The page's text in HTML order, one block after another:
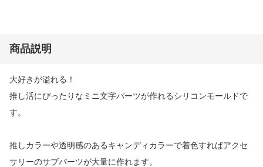
商品説明
大好きが溢れる！
推し活にぴったりなミニ文字パーツが作れるシリコンモールドで
す。
推しカラーや透明感のあるキャンディカラーで着色すればアクセ
サリーのサブパーツが大量に作れます。